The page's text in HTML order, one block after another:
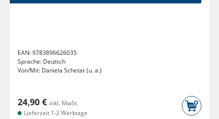
EAN:9783896626035
Sprache: Deutsch
Von/Mit: Daniela Schetar (u. a.)
24,90 € inkl. MwSt.
Lieferzeit 1-2 Werktage